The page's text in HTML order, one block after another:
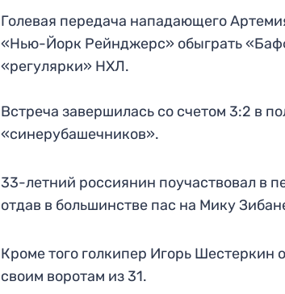
Голевая передача нападающего
«Нью-Йорк Рейнджерс» обыграть
«регулярки» НХЛ.
Встреча завершилась со счетом 3:2 в
«синерубашечников».
33-летний россиянин поучаствовал в
отдав в большинстве пас на Мику
Кроме того голкипер Игорь Шестеркин
своим воротам из 31.